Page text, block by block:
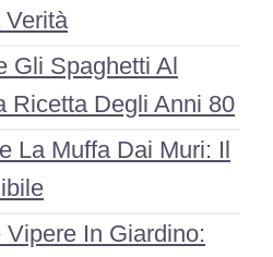
Verità
Gli Spaghetti Al
Ricetta Degli Anni 80
La Muffa Dai Muri: Il
In Giardino: